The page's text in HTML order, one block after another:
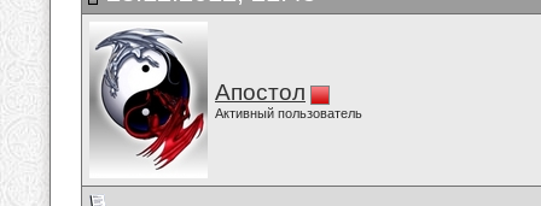
Апостол
Активный пользователь